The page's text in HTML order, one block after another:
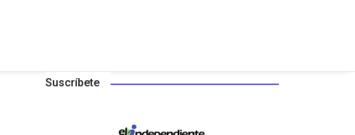
Suscríbete